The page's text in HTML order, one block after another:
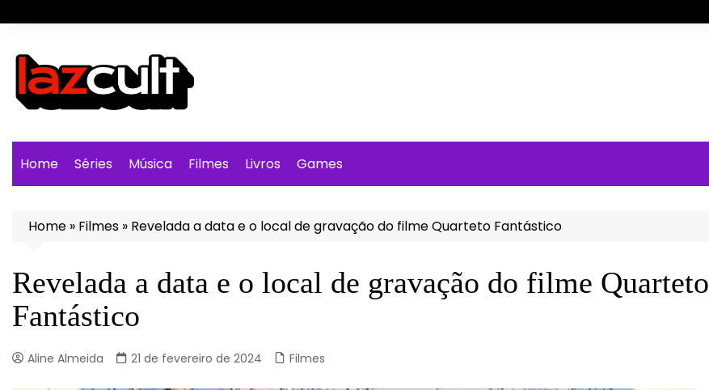
para
conteúdo
Home Séries Música Filmes Livros Games
Home » Filmes » Revelada a data e o local de gravação do filme Quarteto Fantástico
Revelada a data e o local de gravação do filme Quarteto
Fantástico
Aline Almeida 21 de fevereiro de 2024 Filmes